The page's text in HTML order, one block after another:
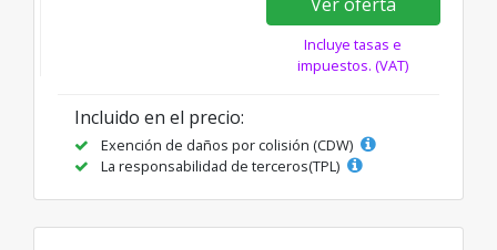
Incluye tasas e
impuestos. (VAT)
Incluido en el precio:
Exención de daños por colisión (CDW)
La responsabilidad de terceros(TPL)